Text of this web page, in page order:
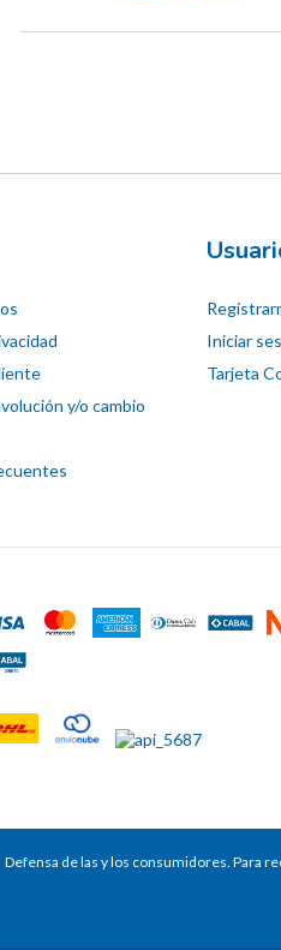
y/o cambio
Iniciar
Tarjeta
Defensa de las y los consumidores. Para